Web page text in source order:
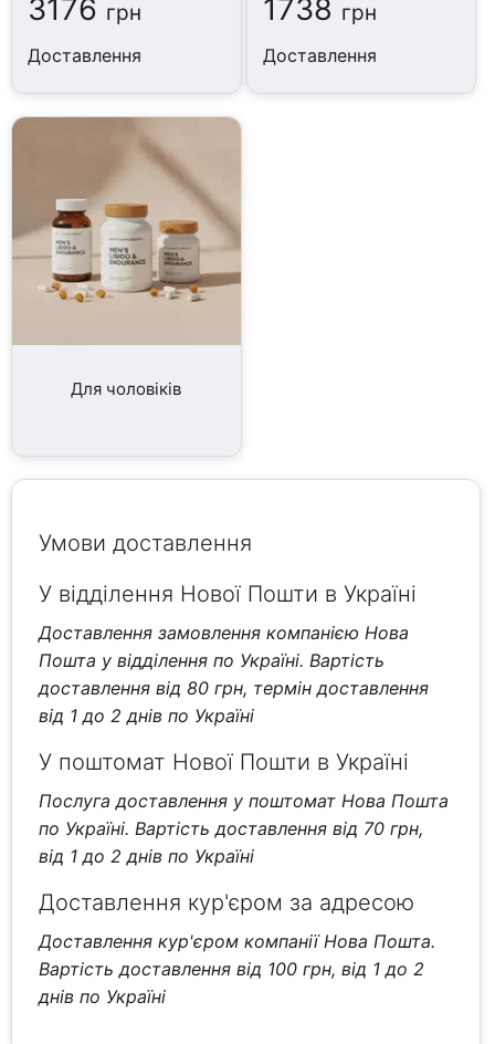
3176 грн
Доставлення
1738 грн
Доставлення
Для чоловіків
Умови доставлення
У відділення Нової Пошти в Україні
Доставлення замовлення компанією Нова
Пошта у відділення по Україні. Вартість
доставлення від 80 грн, термін доставлення
від 1 до 2 днів по Україні
У поштомат Нової Пошти в Україні
Послуга доставлення у поштомат Нова Пошта
по Україні. Вартість доставлення від 70 грн,
від 1 до 2 днів по Україні
Доставлення кур'єром за адресою
Доставлення кур'єром компанії Нова Пошта.
Вартість доставлення від 100 грн, від 1 до 2
днів по Україні